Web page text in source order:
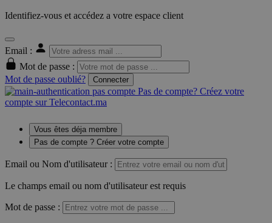
Identifiez-vous et accédez a votre espace client
Email :
Mot de passe :
Mot de passe oublié?
Connecter
Pas de compte? Créez votre
compte sur Telecontact.ma
Vous êtes déja membre
Pas de compte ? Créer votre compte
Email ou Nom d'utilisateur :
Le champs email ou nom d'utilisateur est requis
Mot de passe :